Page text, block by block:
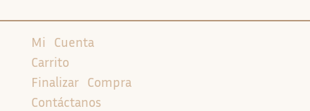
Mi Cuenta
Carrito
Finalizar Compra
Contáctanos